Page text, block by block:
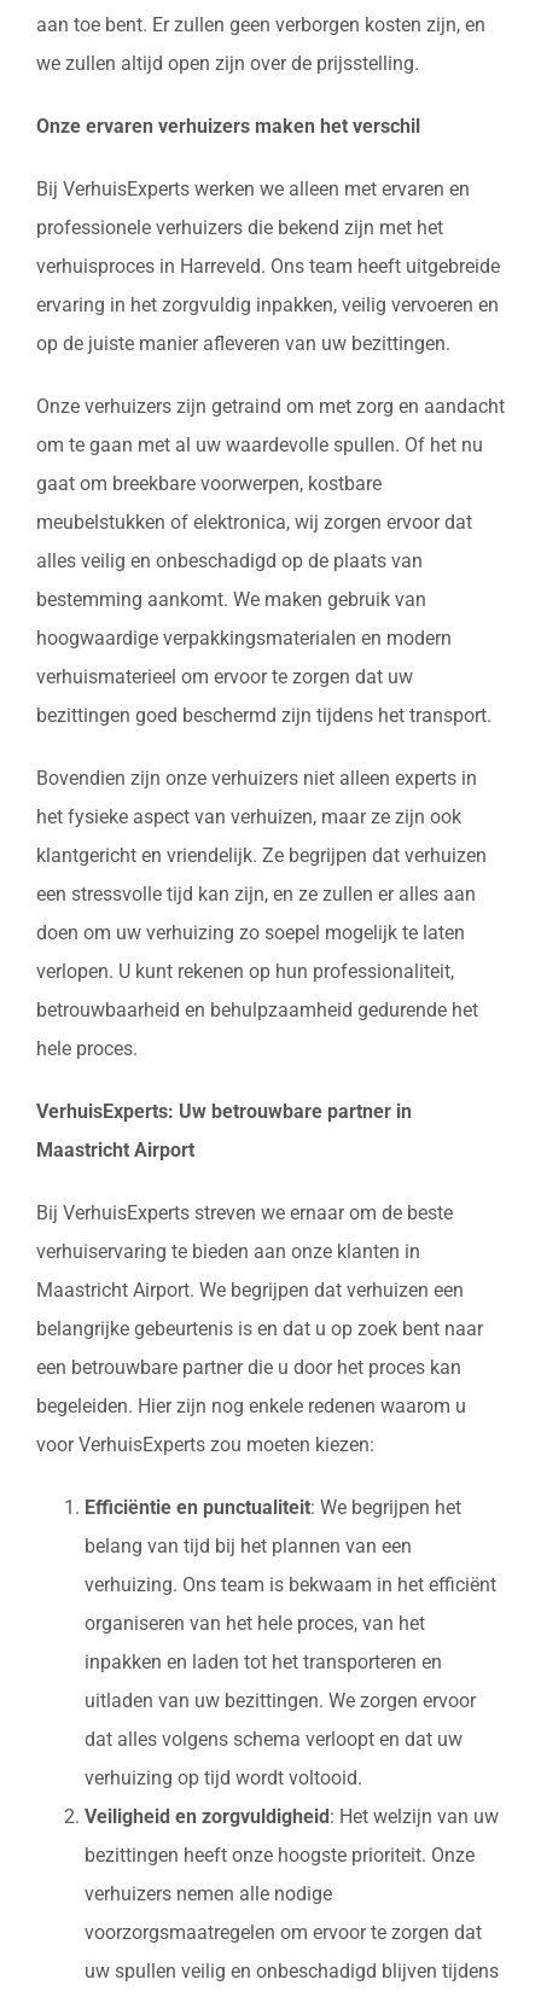
aan toe bent. Er zullen geen verborgen kosten zijn, en
we zullen altijd open zijn over de prijsstelling.
Onze ervaren verhuizers maken het verschil
Bij VerhuisExperts werken we alleen met ervaren en
professionele verhuizers die bekend zijn met het
verhuisproces in Harreveld. Ons team heeft uitgebreide
ervaring in het zorgvuldig inpakken, veilig vervoeren en
op de juiste manier afleveren van uw bezittingen.
Onze verhuizers zijn getraind om met zorg en aandacht
om te gaan met al uw waardevolle spullen. Of het nu
gaat om breekbare voorwerpen, kostbare
meubelstukken of elektronica, wij zorgen ervoor dat
alles veilig en onbeschadigd op de plaats van
bestemming aankomt. We maken gebruik van
hoogwaardige verpakkingsmaterialen en modern
verhuismaterieel om ervoor te zorgen dat uw
bezittingen goed beschermd zijn tijdens het transport.
Bovendien zijn onze verhuizers niet alleen experts in
het fysieke aspect van verhuizen, maar ze zijn ook
klantgericht en vriendelijk. Ze begrijpen dat verhuizen
een stressvolle tijd kan zijn, en ze zullen er alles aan
doen om uw verhuizing zo soepel mogelijk te laten
verlopen. U kunt rekenen op hun professionaliteit,
betrouwbaarheid en behulpzaamheid gedurende het
hele proces.
VerhuisExperts: Uw betrouwbare partner in
Maastricht Airport
Bij VerhuisExperts streven we ernaar om de beste
verhuiservaring te bieden aan onze klanten in
Maastricht Airport. We begrijpen dat verhuizen een
belangrijke gebeurtenis is en dat u op zoek bent naar
een betrouwbare partner die u door het proces kan
begeleiden. Hier zijn nog enkele redenen waarom u
voor VerhuisExperts zou moeten kiezen:
Efficiëntie en punctualiteit: We begrijpen het
belang van tijd bij het plannen van een
verhuizing. Ons team is bekwaam in het efficiënt
organiseren van het hele proces, van het
inpakken en laden tot het transporteren en
uitladen van uw bezittingen. We zorgen ervoor
dat alles volgens schema verloopt en dat uw
verhuizing op tijd wordt voltooid.
Veiligheid en zorgvuldigheid : Het welzijn van uw
bezittingen heeft onze hoogste prioriteit. Onze
verhuizers nemen alle nodige
voorzorgsmaatregelen om ervoor te zorgen dat
uw spullen veilig en onbeschadigd blijven tijdens